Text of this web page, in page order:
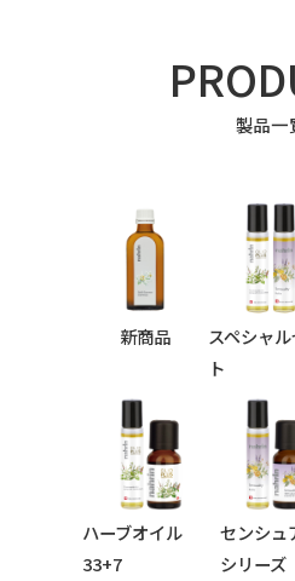
製品一
新商品
スペシャ
ト
ハーブオイル
33+7
センシュ
シリーズ